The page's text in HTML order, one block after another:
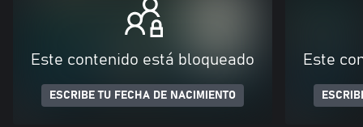
Este contenido está bloqueado
ESCRIBE TU FECHA DE NACIMIENTO
Este